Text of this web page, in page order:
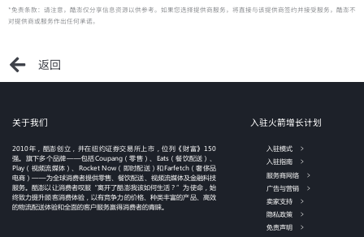
*免责条款：请注意，酷澎仅分享信息资源以供参考。如果您选择提供商服务，将直接与该提供商签约并接受服务，酷澎不
对提供商或服务作出任何承诺。
返回
关于我们
2010年，酷澎创立，并在纽约证券交易所上市，位列《财富》150
强。旗下多个品牌——包括Coupang（零售）、Eats（餐饮配送）、
Play（视频流媒体）、Rocket Now（即时配送）和Farfetch（奢侈品
电商）——为全球消费者提供零售、餐饮配送、视频流媒体及金融科技
服务。酷澎以让消费者叹服“离开了酷澎我该如何生活？”为使命，始
终致力提升顾客消费体验，以有竞争力的价格、种类丰富的产品、高效
的物流配送体验和全面的客户服务赢得消费者的青睐。
入驻火箭增长计划
入驻模式
入驻指南
服务商网络
广告与营销
卖家支持
隐私政策
免责声明